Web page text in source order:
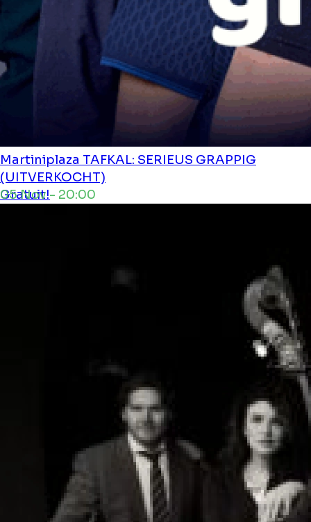
Martiniplaza TAFKAL: SERIEUS GRAPPIG
(UITVERKOCHT)
05 Nov - 20:00
Gratuit!